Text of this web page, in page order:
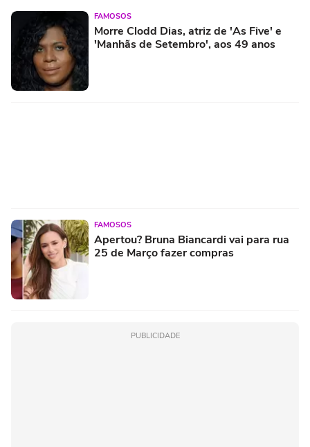
FAMOSOS
Morre Clodd Dias, atriz de 'As Five' e
'Manhãs de Setembro', aos 49 anos
FAMOSOS
Apertou? Bruna Biancardi vai para rua
25 de Março fazer compras
PUBLICIDADE